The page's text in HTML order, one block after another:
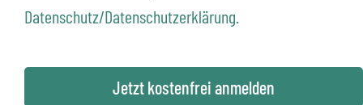
Datenschutz/Datenschutzerklärung.
Jetzt kostenfrei anmelden